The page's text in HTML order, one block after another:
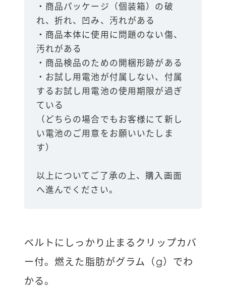
・商品パッケージ（個装箱）の破
れ、折れ、凹み、汚れがある
・商品本体に使用に問題のない傷、
汚れがある
・商品検品のための開梱形跡がある
・お試し用電池が付属しない、付属
するお試し用電池の使用期限が過ぎ
ている
（どちらの場合でもお客様にて新し
い電池のご用意をお願いいたしま
す）
以上についてご了承の上、購入画面
へ進んでください。
ベルトにしっかり止まるクリップカバ
ー付。燃えた脂肪がグラム（g）でわ
かる。